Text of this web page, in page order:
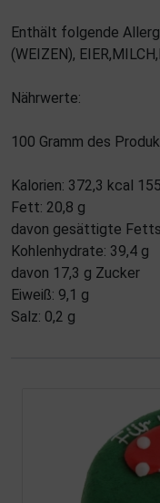
Enthält folgende
(WEIZEN),
Nährwerte:
100 Gramm des
Kalorien: 372,3 kcal
Fett: 20,8 g
davon gesättigte
Kohlenhydrate: 39,4 g
davon 17,3 g Zucker
Eiweiß: 9,1 g
Salz: 0,2 g